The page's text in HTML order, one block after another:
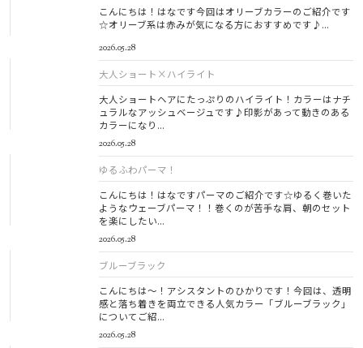
こんにちは！はなです今回はオリーブカラーのご紹介です
☆オリーブ系は赤みが気になる方におすすめです♪...
2026.05.28
大人ショート×ハイライト
大人ショートヘアにたっぷりのハイライト！カラーはナチ
ュラルなアッシュベージュです♪印影があって動きのある
カラーになり...
2026.05.28
ゆるふわパーマ！
こんにちは！はなですパーマのご紹介です☆ゆるく巻いた
ようなウェーブパーマ！！巻くのが苦手な肩、朝のセット
を楽にしたい...
2026.05.28
ブルーブラック
こんにちは～！アシスタントのひかりです！今回は、透明
感と落ち着きを両立できる人気カラー「ブルーブラック」
についてご紹...
2026.05.28